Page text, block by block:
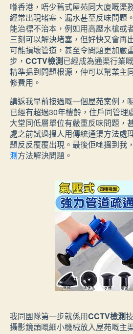
喺香港，唔少舊式屋苑同大廈嘅渠
經常出現堵塞、漏水甚至反味問題
能治標不治本，例如用高壓水槍或
三刻可以解決堵塞，但好快又會再
可能損壞管道，甚至令問題更加嚴
步， CCTV檢測已經成為通渠行業
精準揾到問題根源，仲可以幫業主
修費用。
講返我早前接過嘅一個屋苑案例，
已經有超過30年樓齡，住戶同管理
大堂同低層單位有嚴重反味問題，
處之前試過搵人用傳統通渠方法處
題反反覆覆出現。最後佢哋搵到我
測方法解決問題。
我同團隊第一步就係用CCTV檢測
攝影鏡頭嘅細小機械放入屋苑嘅主